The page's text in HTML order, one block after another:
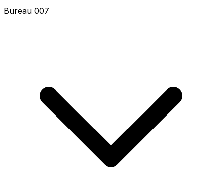
Bureau 009